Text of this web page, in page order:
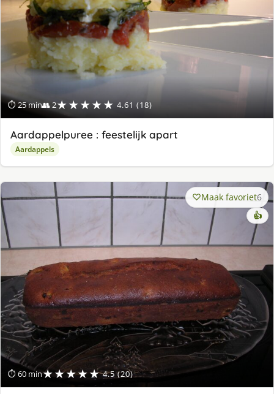
⏱ 25 min👥 2★★★★★ 4.61 (18)
Aardappelpuree : feestelijk apart
Aardappels
⏱ 60 min★★★★★ 4.5 (20)
Maak favoriet6
👍